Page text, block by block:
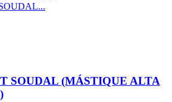
SOUDAL (MÁSTIQUE ALTA